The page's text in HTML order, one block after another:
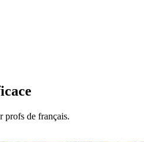
profs de français.